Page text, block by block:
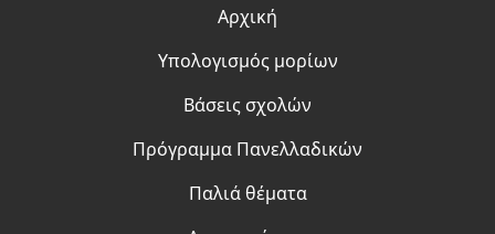
Αρχική
Υπολογισμός μορίων
Βάσεις σχολών
Πρόγραμμα Πανελλαδικών
Παλιά θέματα